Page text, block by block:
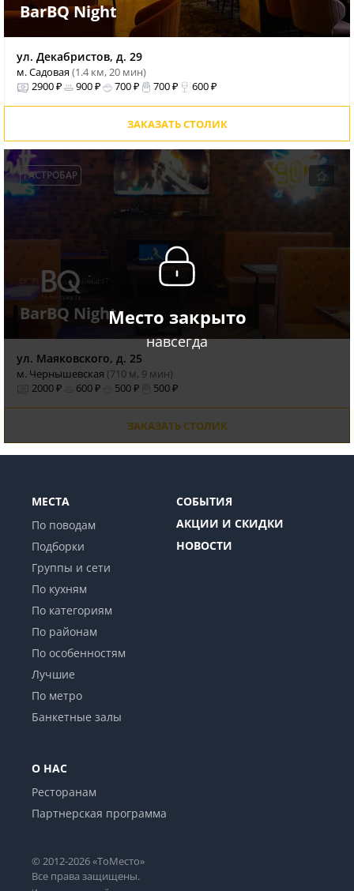
BarBQ Night
ул. Декабристов, д. 29
м. Садовая(1.4 км, 20 мин)
2900 ₽
900 ₽ 700 ₽ 700 ₽ 600 ₽
ЗАКАЗАТЬ СТОЛИК
Место закрыто
навсегда
ГАСТРОБАР
BarBQ Night
ул. Маяковского, д. 25
м. Чернышевская (710 м, 9 мин)
2000 ₽
600 ₽ 500 ₽ 500 ₽
ЗАКАЗАТЬ СТОЛИК
МЕСТА
По поводам
Подборки
Группы и сети
По кухням
По категориям
По районам
По особенностям
Лучшие
По метро
Банкетные залы
СОБЫТИЯ
АКЦИИ И СКИДКИ
НОВОСТИ
О НАС
Ресторанам
Партнерская программа
© 2012-2026 «ТоМесто»
Все права защищены.